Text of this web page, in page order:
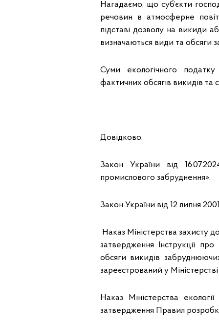
Нагадаємо, що суб’єкти
речовин в атмосферне
підставі дозволу на викиди
визначаються види та обсяги
Суми екологічного
фактичних обсягів викидів
Довідково:
Закон України від
промислового забруднення».
Закон України від 12 липня
Наказ Міністерства захисту
затвердження Інструкції
обсяги викидів
зареєстрований у
Наказ Міністерства
затвердження Правил